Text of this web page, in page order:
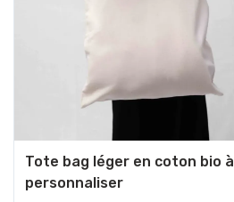
Tote bag léger en coton bio à
personnaliser